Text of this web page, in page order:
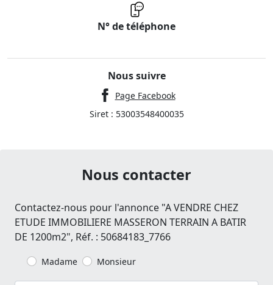
N° de téléphone
Nous suivre
Page Facebook
Siret : 53003548400035
Nous contacter
Contactez-nous pour l'annonce "A VENDRE CHEZ
ETUDE IMMOBILIERE MASSERON TERRAIN A BATIR
DE 1200m2", Réf. : 50684183_7766
Madame Monsieur